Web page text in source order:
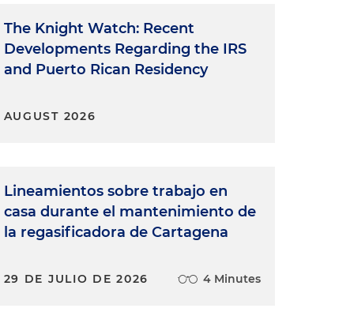
The Knight Watch: Recent
Developments Regarding the IRS
and Puerto Rican Residency
AUGUST 2026
Lineamientos sobre trabajo en
casa durante el mantenimiento de
la regasificadora de Cartagena
29 DE JULIO DE 2026 4 Minutes